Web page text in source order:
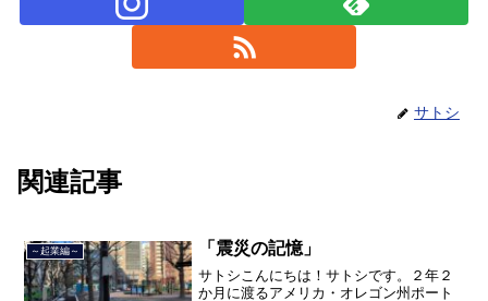
サトシ
関連記事
～起業編～ 「震災の記憶」
サトシこんにちは！サトシです。２年２
か月に渡るアメリカ・オレゴン州ポート